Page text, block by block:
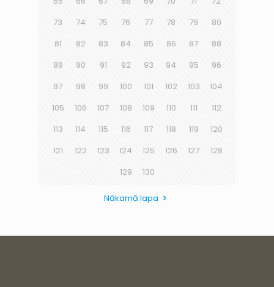
73
74 75 76 77 78 79
80
81
82 83 84 85 86 87
88
89
90 91 92 93 94 95
96
97
98 99 100 101 102 103
104
105
106 107 108 109 110 111
112
113
114 115 116 117 118 119
120
121
122 123 124 125 126 127
128
129
130
Nākamā lapa